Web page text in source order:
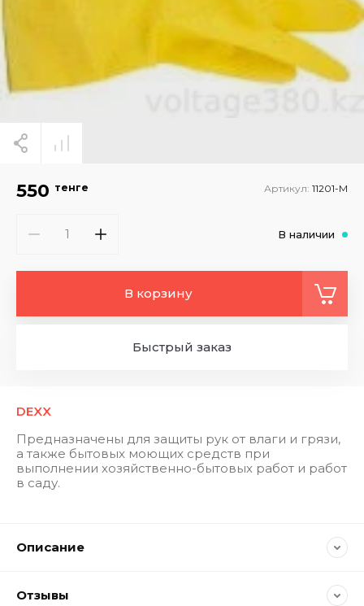
DEXX
Предназначены для защиты рук от влаги и грязи,
а также бытовых моющих средств при
выполнении хозяйственно-бытовых работ и работ
в саду.
550 тенге Артикул: 11201-M
В наличии
В корзину
Быстрый заказ
Описание
Отзывы